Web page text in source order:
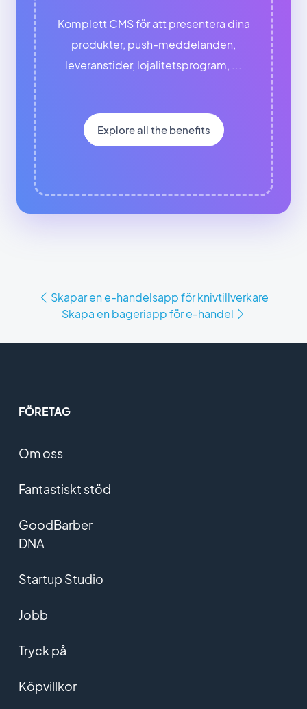
Komplett CMS för att presentera dina
produkter, push-meddelanden,
leveranstider, lojalitetsprogram, ...
Explore all the benefits
Skapar en e-handelsapp för knivtillverkare
Skapa en bageriapp för e-handel
FÖRETAG
Om oss
Fantastiskt stöd
GoodBarber
DNA
Startup Studio
Jobb
Tryck på
Köpvillkor